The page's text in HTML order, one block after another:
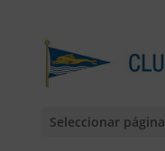
Seleccionar página